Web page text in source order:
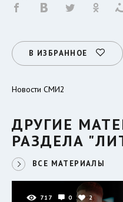
В ИЗБРАННОЕ
Новости СМИ2
ДРУГИЕ
РАЗДЕЛА
ВСЕ МАТЕРИАЛЫ
717 0 2